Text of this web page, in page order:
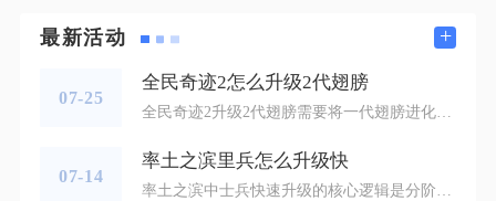
最新活动 +
07-25
全民奇迹2怎么升级2代翅膀
全民奇迹2升级2代翅膀需要将一代翅膀进化至满星状态，集齐洛克火种、足量灵羽以及金币，在翅膀进化界面完成突破，满足等级与转职条件后即可解锁二代翅膀形态。想要顺利完成进阶，首先要理清前置门槛，角色完成二转是基础条件，没有完成转职的角色无法开启翅膀进化突破功能，不少玩家囤积大量材料却卡在转职环节，白白耽误养成进度。一代翅膀必须升满十星，升星消耗灵羽，灵羽可以通过挑战卡里玛神殿、魔王入侵副本、个人首领持续获取，多余装备分解换取的魔晶也能在商店兑换灵羽，不建议直接大量采购，依靠日常副本
07-14
率土之滨里兵怎么升级快
率土之滨中士兵快速升级的核心逻辑是分阶段匹配对应练级渠道，优先解锁高级练兵搭配单武将独享经验，同步利用沃土、城皮循环扫荡，辅以加成内政与建筑铺垫，全程把控战损和政令体力消耗，就能实现士兵等级高效提升。开荒起步阶段，所有队伍兵力基础薄弱，不宜直接冲击高等级土地，最优方案是持续扫荡二级野地积累基础经验，这套玩法战损极低，往返作战耗时短，少量预备兵即可支撑循环作战，主力武将升至八级后再转向三级地扫荡，三级地单局经验远超二级地，同等体力消耗下收益明显提升。该阶段可以运用二百兵练级技巧